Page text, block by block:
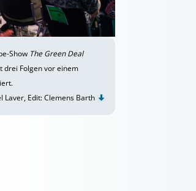
Show The Green Deal
drei Folgen vor einem
Edit: Clemens Barth